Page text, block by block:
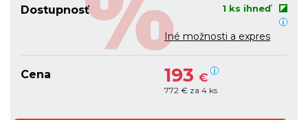
Dostupnosť 1 ks ihneď
Iné možnosti a expres
Cena 193 €
772 € za 4 ks